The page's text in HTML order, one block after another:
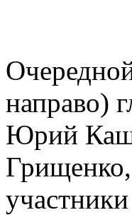
направо)
Юрий